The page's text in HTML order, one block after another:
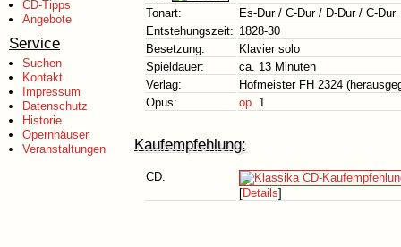
CD-Tipps
Angebote
Service
Suchen
Kontakt
Impressum
Datenschutz
Historie
Opernhäuser
Veranstaltungen
Tonart:
Es-Dur / C-Dur / D-Dur / C-Dur
Entstehungszeit: 1828-30
Besetzung:
Klavier solo
Spieldauer:
ca. 13 Minuten
Verlag:
Hofmeister FH 2324
Opus:
op. 1
Kaufempfehlung:
CD:
[Details]